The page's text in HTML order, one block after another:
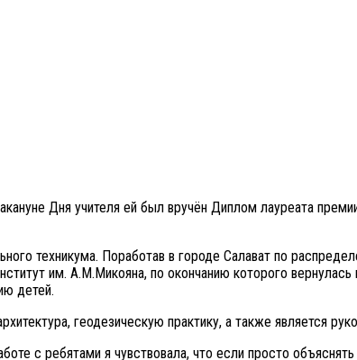
Дня учителя ей был вручён Диплом лауреата
техникума. Поработав в городе Салават по
им. А.М.Микояна, по окончанию которого
детей.
геодезическую практику, а также является
с ребятами я чувствовала, что если просто